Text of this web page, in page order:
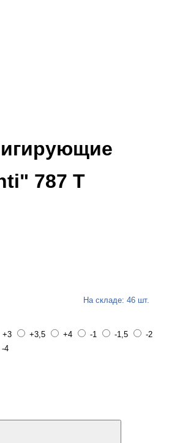
787 Т
На складе: 46 шт.
+3 +3,5 +4 -1 -1,5
-2
-4